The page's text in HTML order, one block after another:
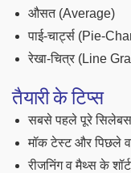
औसत (Average)
पाई-चार्ट्स (Pie-
रेखा-चित्र (Line
तैयारी के टिप्स
सबसे पहले पूरे
मॉक टेस्ट और पिछले
रीजनिंग व मैथ्स के